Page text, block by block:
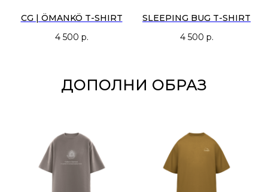
CG | ÖMANKÖ T-SHIRT
4 500 р.
SLEEPING BUG T-SHIRT
4 500 р.
ДОПОЛНИ ОБРАЗ